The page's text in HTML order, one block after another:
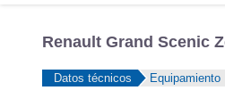
Renault Grand Scenic
Datos técnicos Equipamiento